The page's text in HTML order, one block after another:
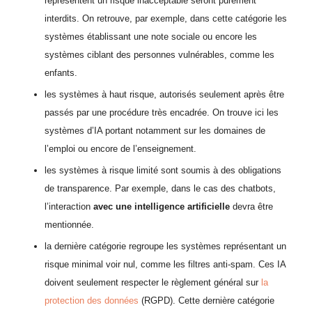
interdits. On retrouve, par exemple, dans cette catégorie les
systèmes établissant une note sociale ou encore les
systèmes ciblant des personnes vulnérables, comme les
enfants.
les systèmes à haut risque, autorisés seulement après être
passés par une procédure très encadrée. On trouve ici les
systèmes d’IA portant notamment sur les domaines de
l’emploi ou encore de l’enseignement.
les systèmes à risque limité sont soumis à des obligations
de transparence. Par exemple, dans le cas des chatbots,
l’interaction avec une intelligence artificielledevra être
mentionnée.
la dernière catégorie regroupe les systèmes représentant un
risque minimal voir nul, comme les filtres anti-spam. Ces IA
doivent seulement respecter le règlement général sur la
protection des données (RGPD). Cette dernière catégorie